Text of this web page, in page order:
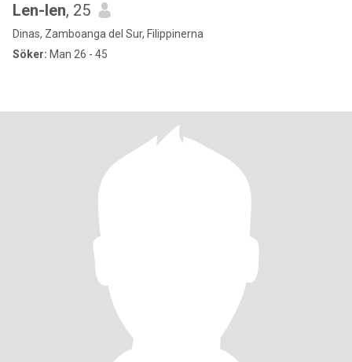
Len-len, 25
Dinas, Zamboanga del Sur, Filippinerna
Söker: Man 26 - 45